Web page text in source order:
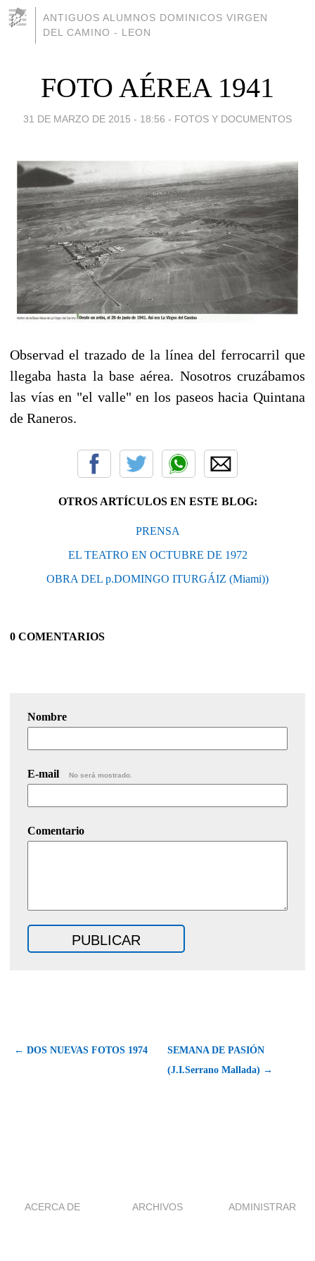
ANTIGUOS ALUMNOS DOMINICOS VIRGEN
DEL CAMINO - LEON
FOTO AÉREA 1941
31 DE MARZO DE 2015 - 18:56 - FOTOS Y DOCUMENTOS
Observad el trazado de la línea del ferrocarril que
llegaba hasta la base aérea. Nosotros cruzábamos
las vías en "el valle" en los paseos hacia Quintana
de Raneros.
OTROS ARTÍCULOS EN ESTE BLOG:
PRENSA
EL TEATRO EN OCTUBRE DE 1972
OBRA DEL p.DOMINGO ITURGÁIZ (Miami))
0 COMENTARIOS
Nombre
E-mail No será mostrado.
Comentario
← DOS NUEVAS FOTOS 1974
SEMANA DE PASIÓN
(J.I.Serrano Mallada) →
ACERCA DE ARCHIVOS ADMINISTRAR